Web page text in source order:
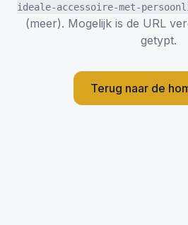
ideale-accessoire-met-
(meer). Mogelijk is de URL
getypt.
Terug naar de